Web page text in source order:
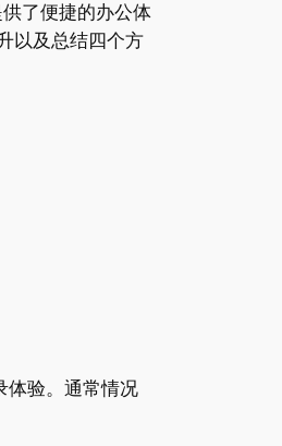
了便捷的办公体
以及总结四个方
体验。通常情况